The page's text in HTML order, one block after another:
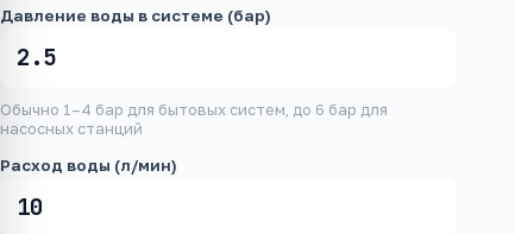
Давление воды в системе (бар)
Обычно 1–4 бар для бытовых систем, до 6 бар для
насосных станций
Расход воды (л/мин)